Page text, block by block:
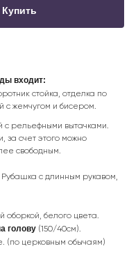
Купить
входит:
стойка, отделка по
с жемчугом и бисером.
с рельефными вытачками.
за счет этого можно
свободным.
с длинным рукавом,
оборкой, белого цвета.
голову (150/40см).
(по церковным обычаям)